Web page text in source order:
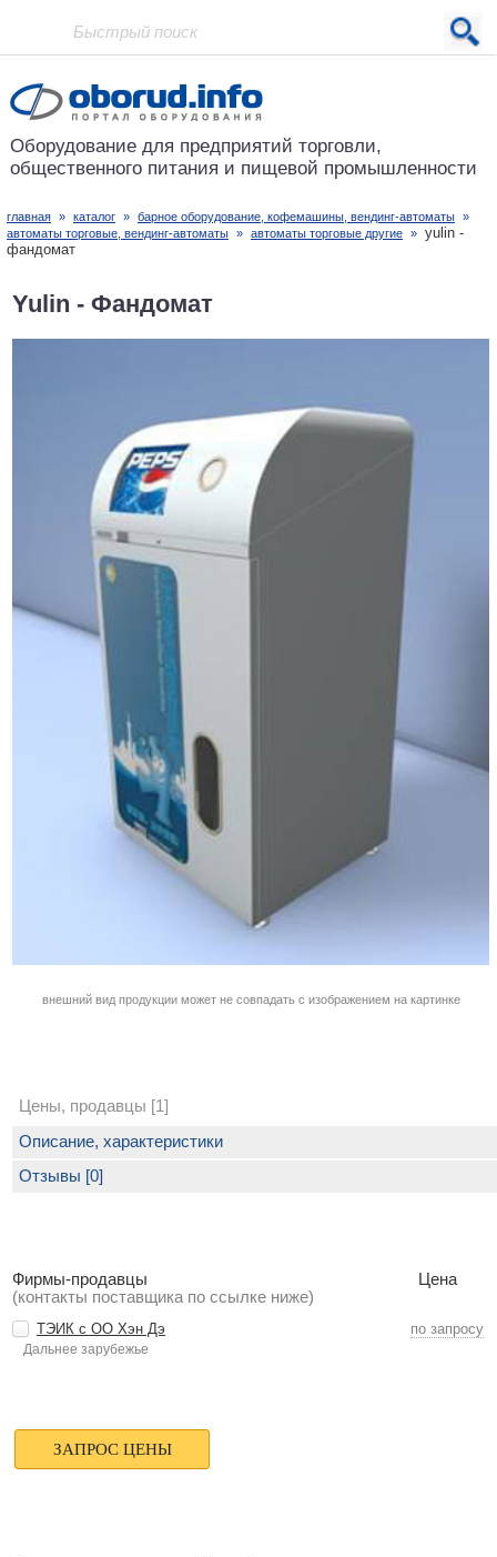
Проект основан в 2001 году
Оборудование для предприятий торговли,
общественного питания и пищевой промышленности
главная » каталог » барное оборудование, кофемашины, вендинг-автоматы »
автоматы торговые, вендинг-автоматы » автоматы торговые другие » yulin -
фандомат
Yulin - Фандомат
внешний вид продукции может не совпадать с изображением на картинке
Цены, продавцы [1]
Фирмы-продавцы
(контакты поставщика по ссылке ниже)
Цена
ТЭИК с ОО Хэн Дэ по запросу
Дальнее зарубежье
Описание, характеристики
Отзывы [0]